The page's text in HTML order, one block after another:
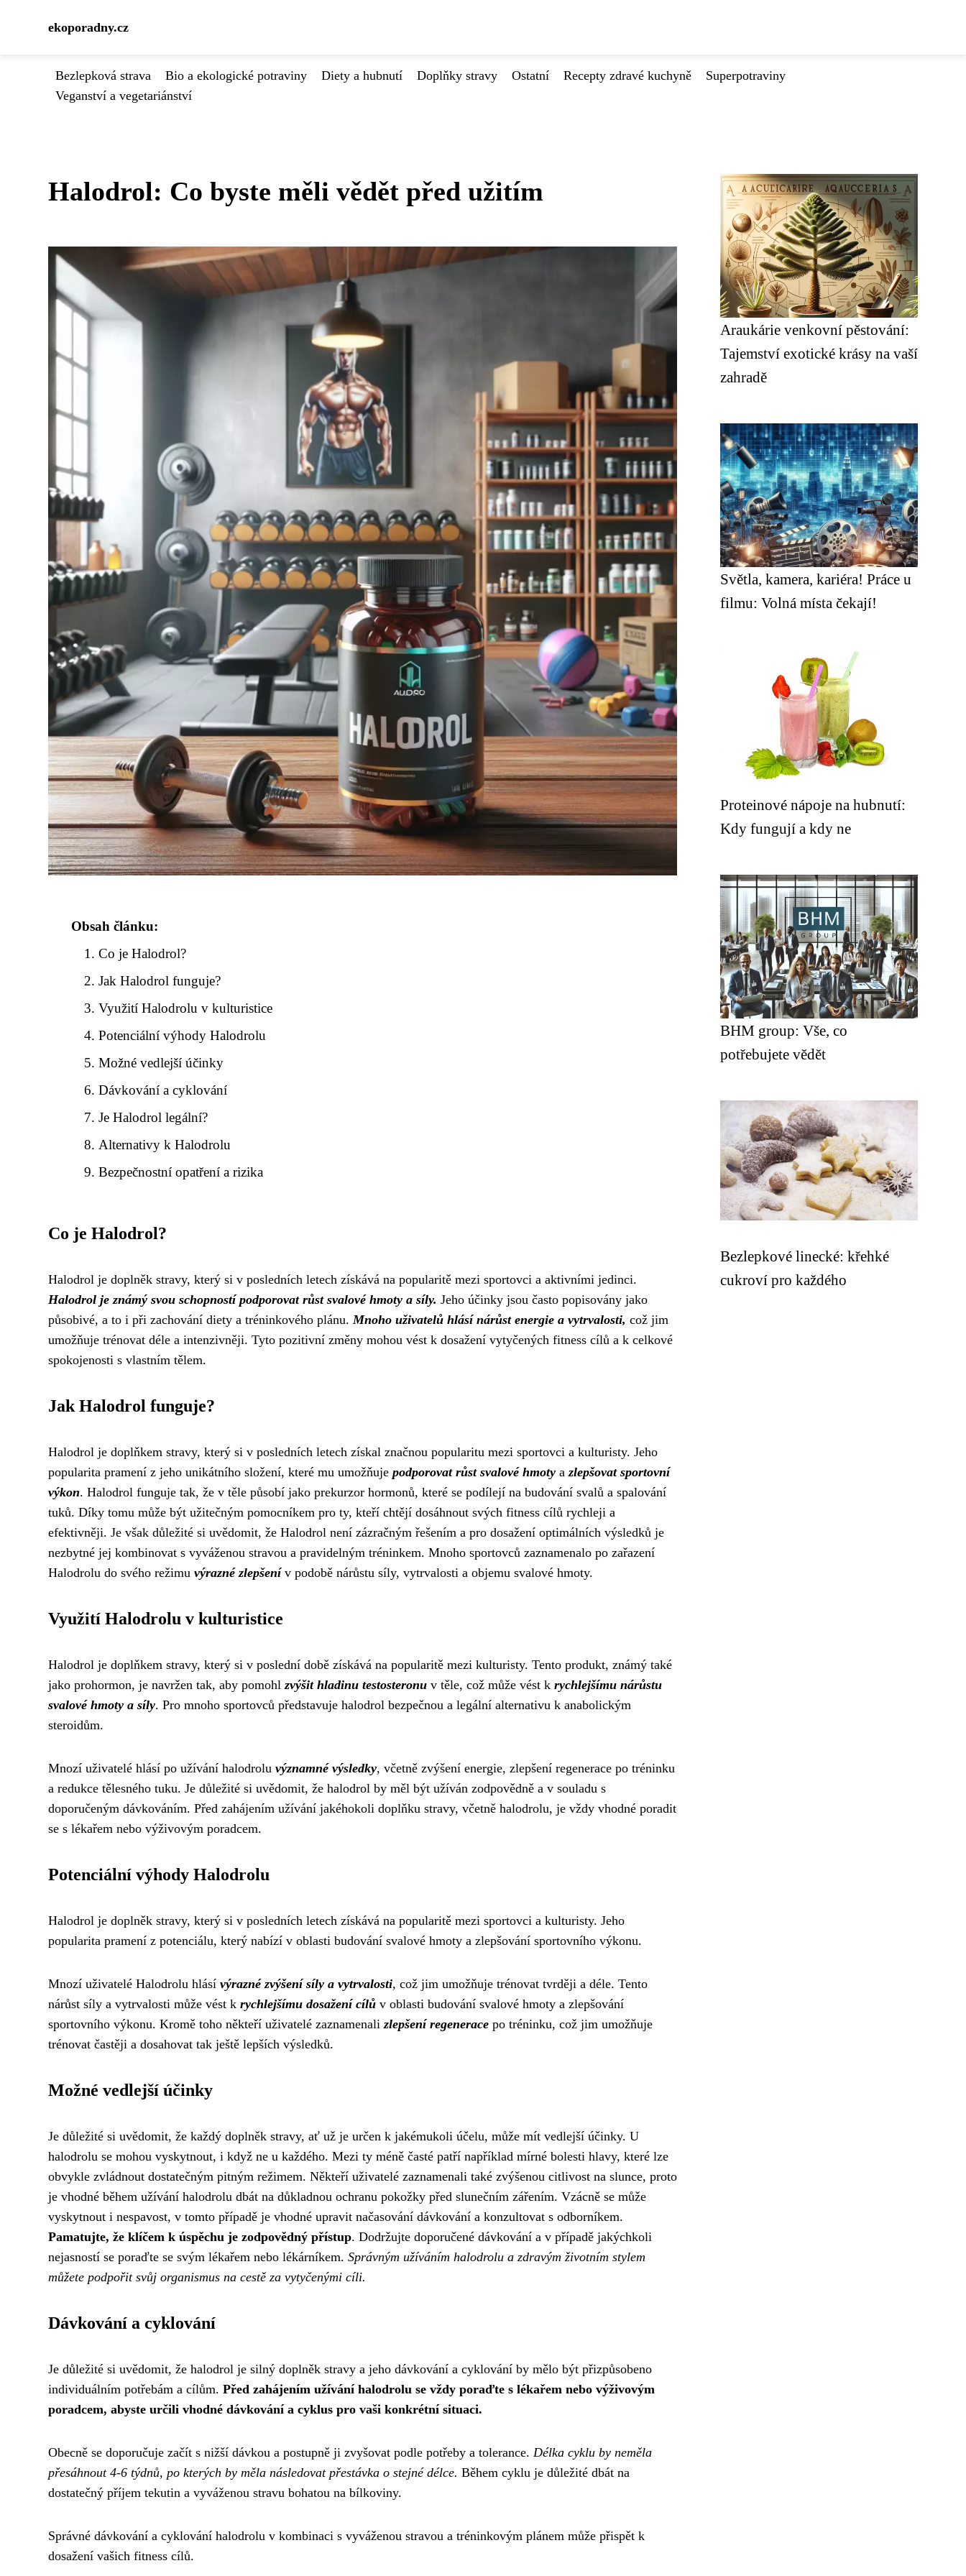
ekoporadny.cz
Bezlepková strava Bio a ekologické potraviny Diety a hubnutí Doplňky stravy Ostatní Recepty zdravé kuchyně
Superpotraviny
Veganství a vegetariánství
Halodrol: Co byste měli vědět před užitím
Obsah článku:
Co je Halodrol?
Jak Halodrol funguje?
Využití Halodrolu v kulturistice
Potenciální výhody Halodrolu
Možné vedlejší účinky
Dávkování a cyklování
Je Halodrol legální?
Alternativy k Halodrolu
Bezpečnostní opatření a rizika
Co je Halodrol?
Halodrol je doplněk stravy, který si v posledních letech získává na popularitě mezi sportovci a aktivními jedinci.
Halodrol je známý svou schopností podporovat růst svalové hmoty a síly. Jeho účinky jsou často popisovány jako
působivé, a to i při zachování diety a tréninkového plánu.Mnoho uživatelů hlásí nárůst energie a vytrvalosti, což jim
umožňuje trénovat déle a intenzivněji. Tyto pozitivní změny mohou vést k dosažení vytyčených fitness cílů a k celkové
spokojenosti s vlastním tělem.
Jak Halodrol funguje?
Halodrol je doplňkem stravy, který si v posledních letech získal značnou popularitu mezi sportovci a kulturisty. Jeho
popularita pramení z jeho unikátního složení, které mu umožňuje podporovat růst svalové hmoty azlepšovat sportovní
výkon. Halodrol funguje tak, že v těle působí jako prekurzor hormonů, které se podílejí na budování svalů a spalování
tuků. Díky tomu může být užitečným pomocníkem pro ty, kteří chtějí dosáhnout svých fitness cílů rychleji a
efektivněji. Je však důležité si uvědomit, že Halodrol není zázračným řešením a pro dosažení optimálních výsledků je
nezbytné jej kombinovat s vyváženou stravou a pravidelným tréninkem. Mnoho sportovců zaznamenalo po zařazení
Halodrolu do svého režimu výrazné zlepšenív podobě nárůstu síly, vytrvalosti a objemu svalové hmoty.
Využití Halodrolu v kulturistice
Halodrol je doplňkem stravy, který si v poslední době získává na popularitě mezi kulturisty. Tento produkt, známý také
jako prohormon, je navržen tak, aby pomohlzvýšit hladinu testosteronu v těle, což může vést k rychlejšímu nárůstu
svalové hmoty a síly. Pro mnoho sportovců představuje halodrol bezpečnou a legální alternativu k anabolickým
steroidům.
Mnozí uživatelé hlásí po užívání halodrolu významné výsledky, včetně zvýšení energie, zlepšení regenerace po tréninku
a redukce tělesného tuku. Je důležité si uvědomit, že halodrol by měl být užíván zodpovědně a v souladu s
doporučeným dávkováním. Před zahájením užívání jakéhokoli doplňku stravy, včetně halodrolu, je vždy vhodné poradit
se s lékařem nebo výživovým poradcem.
Potenciální výhody Halodrolu
Halodrol je doplněk stravy, který si v posledních letech získává na popularitě mezi sportovci a kulturisty. Jeho
popularita pramení z potenciálu, který nabízí v oblasti budování svalové hmoty a zlepšování sportovního výkonu.
Mnozí uživatelé Halodrolu hlásí výrazné zvýšení síly a vytrvalosti, což jim umožňuje trénovat tvrději a déle. Tento
nárůst síly a vytrvalosti může vést k rychlejšímu dosažení cílů v oblasti budování svalové hmoty a zlepšování
sportovního výkonu. Kromě toho někteří uživatelé zaznamenalizlepšení regenerace po tréninku, což jim umožňuje
trénovat častěji a dosahovat tak ještě lepších výsledků.
Možné vedlejší účinky
Je důležité si uvědomit, že každý doplněk stravy, ať už je určen k jakémukoli účelu, může mít vedlejší účinky. U
halodrolu se mohou vyskytnout, i když ne u každého. Mezi ty méně časté patří například mírné bolesti hlavy, které lze
obvykle zvládnout dostatečným pitným režimem. Někteří uživatelé zaznamenali také zvýšenou citlivost na slunce, proto
je vhodné během užívání halodrolu dbát na důkladnou ochranu pokožky před slunečním zářením. Vzácně se může
vyskytnout i nespavost, v tomto případě je vhodné upravit načasování dávkování a konzultovat s odborníkem.
Pamatujte, že klíčem k úspěchu je zodpovědný přístup. Dodržujte doporučené dávkování a v případě jakýchkoli
nejasností se poraďte se svým lékařem nebo lékárníkem. Správným užíváním halodrolu a zdravým životním stylem
můžete podpořit svůj organismus na cestě za vytyčenými cíli.
Dávkování a cyklování
Je důležité si uvědomit, že halodrol je silný doplněk stravy a jeho dávkování a cyklování by mělo být přizpůsobeno
individuálním potřebám a cílům. Před zahájením užívání halodrolu se vždy poraďte s lékařem nebo výživovým
poradcem, abyste určili vhodné dávkování a cyklus pro vaši konkrétní situaci.
Obecně se doporučuje začít s nižší dávkou a postupně ji zvyšovat podle potřeby a tolerance. Délka cyklu by neměla
přesáhnout 4-6 týdnů, po kterých by měla následovat přestávka o stejné délce. Během cyklu je důležité dbát na
dostatečný příjem tekutin a vyváženou stravu bohatou na bílkoviny.
Správné dávkování a cyklování halodrolu v kombinaci s vyváženou stravou a tréninkovým plánem může přispět k
dosažení vašich fitness cílů.
Araukárie venkovní pěstování:
Tajemství exotické krásy na vaší
zahradě
Světla, kamera, kariéra! Práce u
filmu: Volná místa čekají!
Proteinové nápoje na hubnutí:
Kdy fungují a kdy ne
BHM group: Vše, co
potřebujete vědět
Bezlepkové linecké: křehké
cukroví pro každého